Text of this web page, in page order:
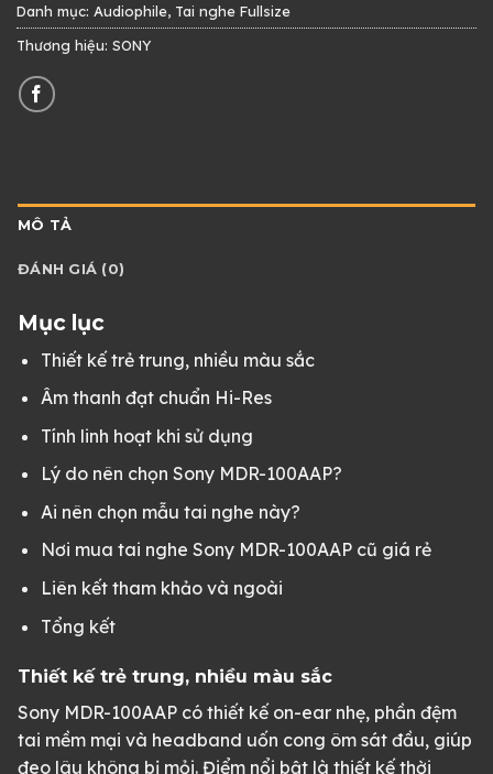
Danh mục: Audiophile, Tai nghe Fullsize
Thương hiệu: SONY
MÔ TẢ
ĐÁNH GIÁ (0)
Mục lục
Thiết kế trẻ trung, nhiều màu sắc
Âm thanh đạt chuẩn Hi-Res
Tính linh hoạt khi sử dụng
Lý do nên chọn Sony MDR-100AAP?
Ai nên chọn mẫu tai nghe này?
Nơi mua tai nghe Sony MDR-100AAP cũ giá rẻ
Liên kết tham khảo và ngoài
Tổng kết
Thiết kế trẻ trung, nhiều màu sắc
Sony MDR-100AAP có thiết kế on-ear nhẹ, phần đệm
tai mềm mại và headband uốn cong ôm sát đầu, giúp
đeo lâu không bị mỏi. Điểm nổi bật là thiết kế thời